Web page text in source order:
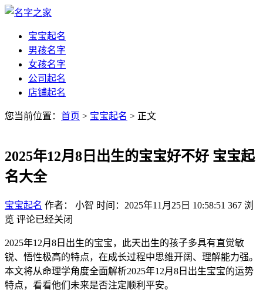
宝宝起名
男孩名字
女孩名字
公司起名
店铺起名
您当前位置： 首页 > 宝宝起名 > 正文
2025年12月8日出生的宝宝好不好 宝宝起
名大全
宝宝起名 作者： 小智 时间：2025年11月25日 10:58:51 367 浏
览 评论已经关闭
2025年12月8日出生的宝宝，此天出生的孩子多具有直觉敏
锐、悟性极高的特点，在成长过程中思维开阔、理解能力强。
本文将从命理学角度全面解析2025年12月8日出生宝宝的运势
特点，看看他们未来是否注定顺利平安。